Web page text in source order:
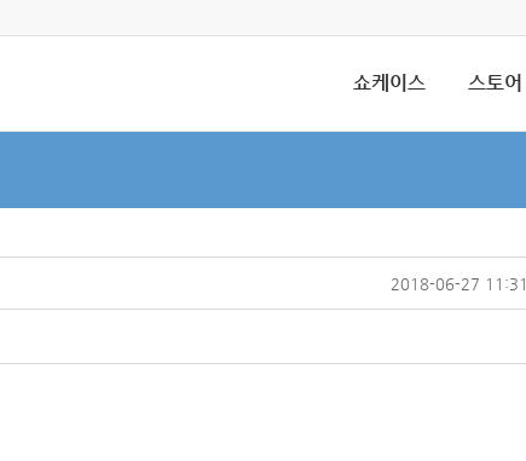
쇼케이스 스토어
2018-06-27 11:31